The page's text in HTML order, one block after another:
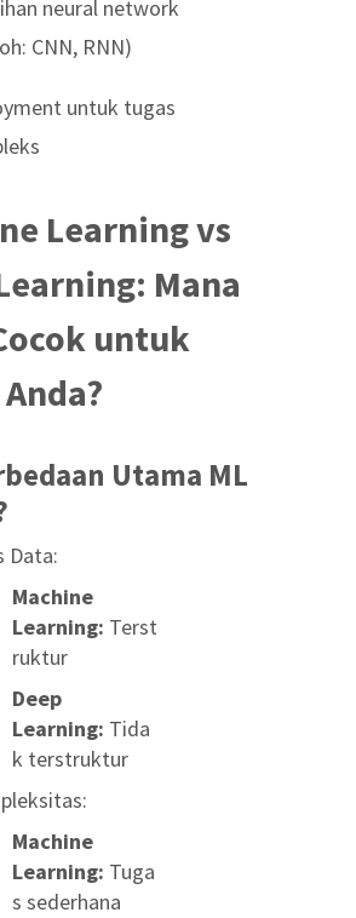
neural network
CNN, RNN)
untuk tugas
Learning vs
Mana
untuk
Utama ML
Data:
Machine
Learning: Terst
ruktur
Deep
Learning: Tida
k terstruktur
Machine
Learning: Tuga
s sederhana